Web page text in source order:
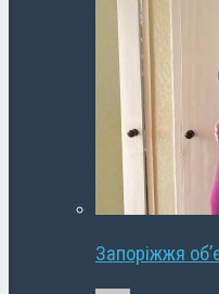
Запоріжжя